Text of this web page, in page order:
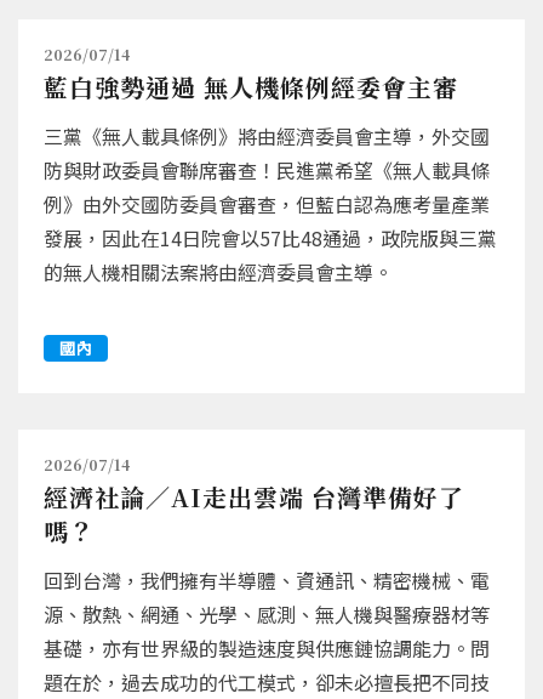
2026/07/14
藍白強勢通過 無人機條例經委會主審
三黨《無人載具條例》將由經濟委員會主導，外交國
防與財政委員會聯席審查！民進黨希望《無人載具條
例》由外交國防委員會審查，但藍白認為應考量產業
發展，因此在14日院會以57比48通過，政院版與三黨
的無人機相關法案將由經濟委員會主導。
國內
2026/07/14
經濟社論／AI走出雲端 台灣準備好了
嗎？
回到台灣，我們擁有半導體、資通訊、精密機械、電
源、散熱、網通、光學、感測、無人機與醫療器材等
基礎，亦有世界級的製造速度與供應鏈協調能力。問
題在於，過去成功的代工模式，卻未必擅長把不同技